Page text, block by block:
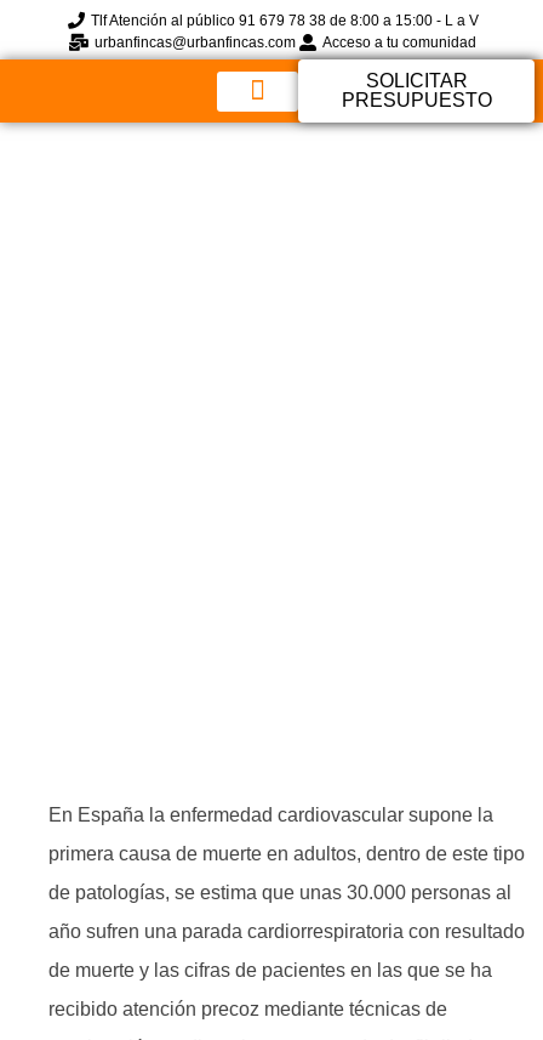
Tlf Atención al público 91 679 78 38 de 8:00 a 15:00 - L a V
urbanfincas@urbanfincas.com
Acceso a tu comunidad
SOLICITAR
PRESUPUESTO
En España la enfermedad cardiovascular supone la
primera causa de muerte en adultos, dentro de este tipo
de patologías, se estima que unas 30.000 personas al
año sufren una parada cardiorrespiratoria con resultado
de muerte y las cifras de pacientes en las que se ha
recibido atención precoz mediante técnicas de